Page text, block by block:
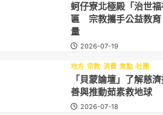
蚵仔寮北極殿「治世
匾 宗教攜手公益教育
量
2026-07-19
地方 宗教 消費 焦點 社團
「貝蒙論壇」了解慈
善與推動茹素救地球
2026-07-18